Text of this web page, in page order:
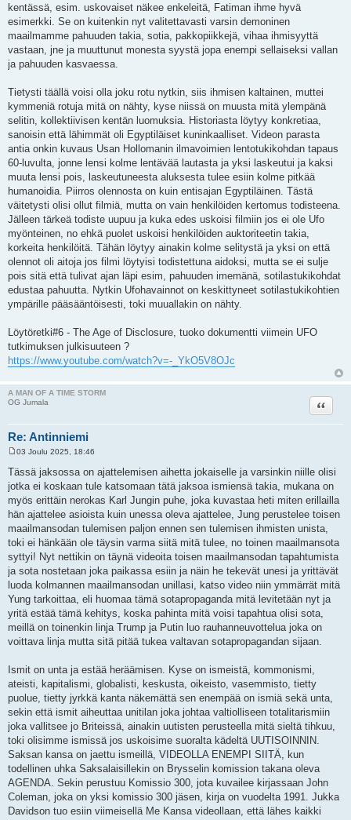
kentässä, esim. uskovaiset näkee enkeleitä, Fatiman ihme hyvä
esimerkki. Se on kuitenkin nyt valitettavasti varsin demoninen
maailmamme pahuuden takia, sotia, pakkopiikkejä, vihaa ihmisyyttä
vastaan, jne ja muuttunut monesta syystä jopa enempi sellaiseksi vallan
ja pahuuden kasvaessa.
Tietysti täällä voisi olla joku rotu nytkin, siis ihmisen kaltainen, muttei
kymmeniä rotuja mitä on nähty, kyse niissä on muusta mitä ylempänä
selitin, kollektiivisen kentän luomuksia. Historiasta löytyy konkretiaa,
sanoisin että lähimmät oli Egyptiläiset kuninkaalliset. Videon parasta
antia onkin kuvaus Usan Hollomanin ilmavoimien lentotukikohdan tapaus
60-luvulta, jonne lensi kolme lentävää lautasta ja yksi laskeutui ja kaksi
muuta lensi pois, laskeutuneesta aluksesta tulee esiin kolme pitkää
humanoidia. Piirros olennosta on kuin entisajan Egyptiläinen. Tästä
väitetysti olisi ollut filmiä, mutta on vain henkilöiden kertomus todisteena.
Jälleen tärkeä todiste uupuu ja kuka edes uskoisi filmiin jos ei ole Ufo
myönteinen, no ehkä puolet uskoisi henkilöiden auktoriteetin takia,
korkeita henkilöitä. Tähän löytyy ainakin kolme selitystä ja yksi on että
olennot oli aitoja jos filmi löytyisi todistettuna aidoksi, mutta se ei sulje
pois sitä että tulivat ajan läpi esim, pahuuden imemänä, sotilastukikohdat
edustaa pahuutta. Nytkin Ufohavainnot on keskittyneet sotilastukikohtien
ympärille pääsääntöisesti, toki muuallakin on nähty.
Löytöretki#6 - The Age of Disclosure, tuoko dokumentti viimein UFO
tutkimuksen julkisuuteen ?
https://www.youtube.com/watch?v=-_YkO5V8OJc
A MAN OF A TIME STORM
OG Jumala
Re: Antinniemi
Lainaa
i
e
s
i
03 Joulu 2025, 18:46
Tässä jaksossa on ajattelemisen aihetta jokaiselle ja varsinkin niille olisi
jotka ei koskaan tule katsomaan tätä jaksoa ismiensä takia, mukana on
myös erittäin nerokas Karl Jungin puhe, joka kuvastaa heti miten erillailla
hän ajattelee asioista kuin unessa oleva ajattelee, Jung perustelee toisen
maailmansodan tulemisen paljon ennen sen tulemisen ihmisten unista,
toki ei hänkään ole täysin varma siitä mitä tulee, no toinen maailmansota
syttyi! Nyt nettikin on täynä videoita toisen maailmansodan tapahtumista
ja sota nostetaan joka paikassa esiin ja näin he tekevät unesi ja yrittävät
luoda kolmannen maailmansodan unillasi, katso video niin ymmärrät mitä
Yung tarkoittaa, eli huomaa tämä sotapropaganda mitä levitetään nyt ja
yritä estää tämä kehitys, koska pahinta mitä voisi tapahtua olisi sota,
meillä on toinenkin linja Trump ja Putin luo rauhanneuvottelua joka on
voittava linja mutta sitä pitää tukea valtavan sotapropagandan sijaan.
Ismit on unta ja estää heräämisen. Kyse on ismeistä, kommonismi,
ateisti, kapitalismi, globalisti, keskusta, oikeisto, vasemmisto, tietty
puolue, tietty jyrkkä kanta näkemättä sen enempää on ismiä sekä unta,
sekin että ismit aiheuttaa unitilan joka johtaa valtiolliseen totalitarismiin
joka vallitsee jo Briteissä, ainakin uutisten perusteella mitä sieltä tihkuu,
toki olisimme ismissä jos uskoisime suoralta kädeltä UUTISOINNIN.
Saksan kansa on jaettu ismeillä, VIDEOLLA ENEMPI SIITÄ, kun
todellinen uhka Saksalaisillekin on Brysselin komission takana oleva
AGENDA. Sekin perustuu Komissio 300, jota kuvailee kirjassaan John
Coleman, joka on yksi komissio 300 jäsen, kirja on vuodelta 1991. Jukka
Davidson tuo esiin viimeisellä Me Kansa videollaan, että lähes kaikki